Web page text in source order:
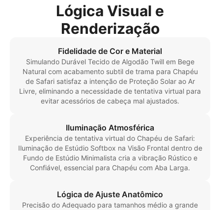
Lógica Visual e
Renderização
Fidelidade de Cor e Material
Simulando Durável Tecido de Algodão Twill em Bege
Natural com acabamento subtil de trama para Chapéu
de Safari satisfaz a intenção de Proteção Solar ao Ar
Livre, eliminando a necessidade de tentativa virtual para
evitar acessórios de cabeça mal ajustados.
Iluminação Atmosférica
Experiência de tentativa virtual do Chapéu de Safari:
Iluminação de Estúdio Softbox na Visão Frontal dentro de
Fundo de Estúdio Minimalista cria a vibração Rústico e
Confiável, essencial para Chapéu com Aba Larga.
Lógica de Ajuste Anatômico
Precisão do Adequado para tamanhos médio a grande